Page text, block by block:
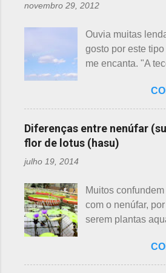
ou atrasando a
identificação ou
flores, pelas
semelhanças.
parecidas: -
primeira a
Particularmente,
gosto mais da
Ameixeiras não
brotam
junta no botão
é relativamente
são
novembro 29, 2012
Ouvia muitas
gosto por este
me encanta. "A
japonesas e -
conheçam -
ainda não tiveram
oportunidade. A
muito tempo atrás,
suas terras para
no mundo e muito
que era tecelã,
para ajudá-lo
estava ele
Diferenças entre nenúfar
flor de lotus (hasu)
julho 19, 2014
Muitos
com o nenúfar,
serem plantas
na água, no
diferenças.